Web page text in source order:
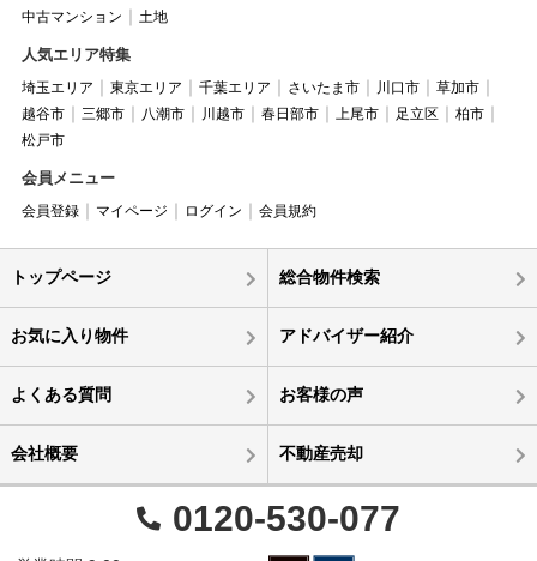
中古マンション
土地
人気エリア特集
埼玉エリア 東京エリア 千葉エリア さいたま市 川口市
草加市
越谷市
三郷市 八潮市 川越市 春日部市 上尾市 足立区
柏市
松戸市
会員メニュー
会員登録 マイページ ログイン 会員規約
トップページ 総合物件検索
お気に入り物件 アドバイザー紹介
よくある質問 お客様の声
会社概要 不動産売却
0120-530-077